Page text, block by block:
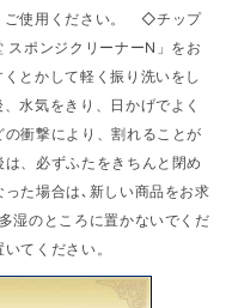
ご使用ください。 ◇チップ
スポンジクリーナーN」をお
とかして軽く振り洗いをし
水気をきり、日かげでよく
衝撃により、割れることが
、必ずふたをきちんと閉め
た場合は､新しい商品をお求
のところに置かないでくだ
てください。